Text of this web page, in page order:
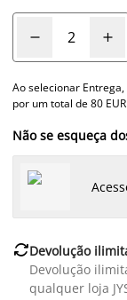
Ao selecionar
por um total de 80 EUR
Não se esqueça
Devolução
Devolução
qualquer loja